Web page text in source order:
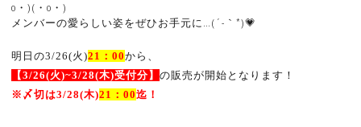
o・)(・o・)
メンバーの愛らしい姿をぜひお手元に…(´-｀*)💗
明日の3/26(火)21 ：00から、
【3/26(火)~3/28(木)受付分】の販売が開始となります！
※ 〆切は3/28(木)21 ：00迄！